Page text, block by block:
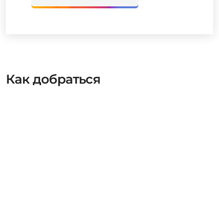
Как добраться